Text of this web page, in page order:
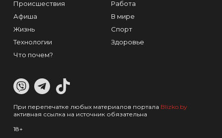
Происшествия
Афиша
Жизнь
Технологии
Что почем?
Работа
В мире
Спорт
Здоровье
При перепечатке любых материалов портала Blizko.by
активная ссылка на источник обязательна
18+